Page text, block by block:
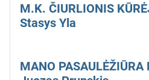
M.K. ČIURLIONIS
Stasys Yla
MANO PASAULĖŽIŪRA